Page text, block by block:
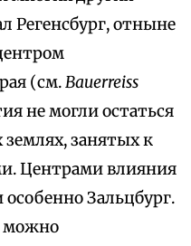
Регенсбург, отныне
(см.Bauerreiss
не могли остаться
землях, занятых к
Центрами влияния
Зальцбург.
можно